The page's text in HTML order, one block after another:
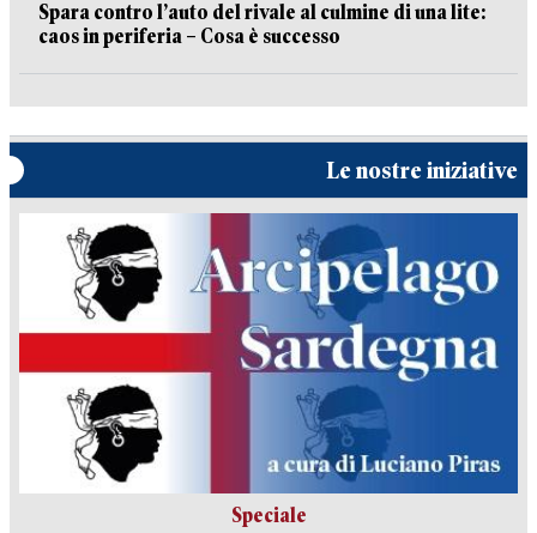
Spara contro l’auto del rivale al culmine di una lite:
caos in periferia – Cosa è successo
Le nostre iniziative
Speciale